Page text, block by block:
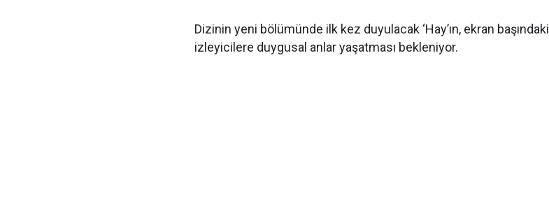
Dizinin yeni bölümünde ilk kez duyulacak ‘Hay’ın, ekran başındaki
izleyicilere duygusal anlar yaşatması bekleniyor.